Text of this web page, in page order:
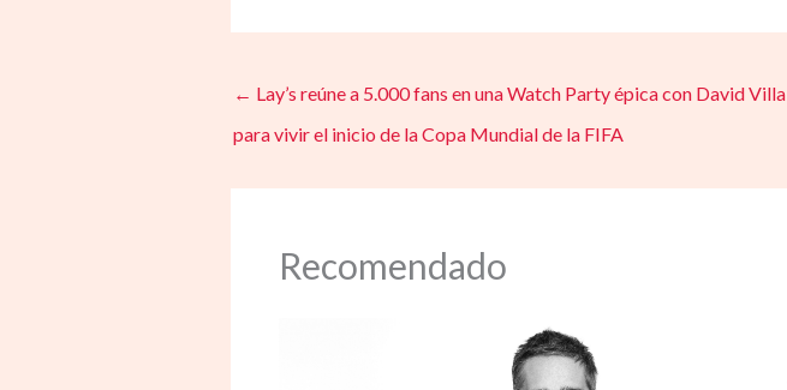
← Lay’s reúne a 5.000 fans en una Watch Party épica con David Villa
para vivir el inicio de la Copa Mundial de la FIFA
Recomendado